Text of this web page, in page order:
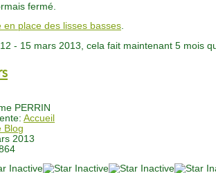
fermé.
en place des lisses basses.
- 15 mars 2013, cela fait maintenant 5 mois
PERRIN
Accueil
Blog
2013